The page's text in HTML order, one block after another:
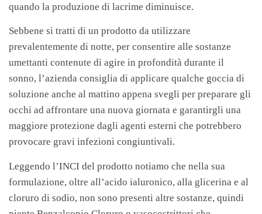
quando la produzione di lacrime diminuisce.
Sebbene si tratti di un prodotto da utilizzare
prevalentemente di notte, per consentire alle sostanze
umettanti contenute di agire in profondità durante il
sonno, l’azienda consiglia di applicare qualche goccia di
soluzione anche al mattino appena svegli per preparare gli
occhi ad affrontare una nuova giornata e garantirgli una
maggiore protezione dagli agenti esterni che potrebbero
provocare gravi infezioni congiuntivali.
Leggendo l’INCI del prodotto notiamo che nella sua
formulazione, oltre all’acido ialuronico, alla glicerina e al
cloruro di sodio, non sono presenti altre sostanze, quindi